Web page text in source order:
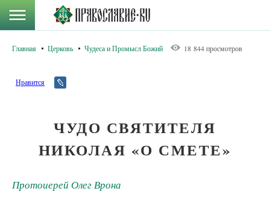
Главная Церковь Чудеса и Промысл Божий 18 844 просмотров
Нравится
ЧУДО СВЯТИТЕЛЯ
НИКОЛАЯ «О СМЕТЕ»
Протоиерей Олег Врона